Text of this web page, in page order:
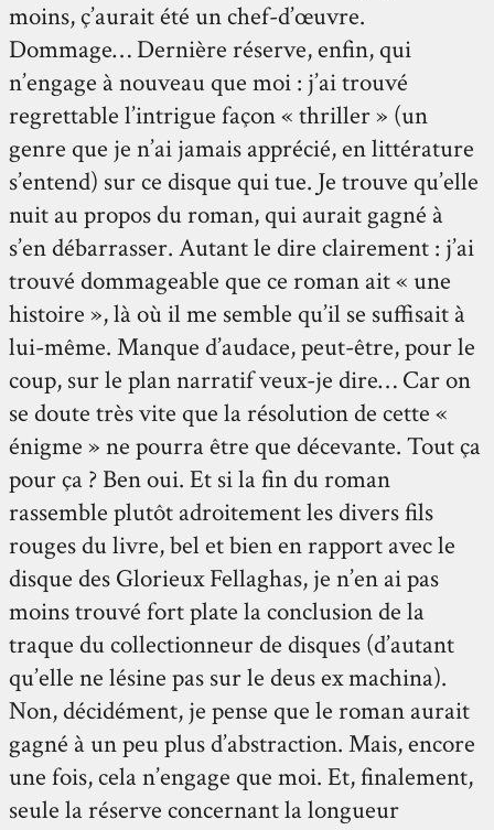
moins, ç’aurait été un chef-d’œuvre.
Dommage… Dernière réserve, enfin, qui
n’engage à nouveau que moi : j’ai trouvé
regrettable l’intrigue façon « thriller » (un
genre que je n’ai jamais apprécié, en littérature
s’entend) sur ce disque qui tue. Je trouve qu’elle
nuit au propos du roman, qui aurait gagné à
s’en débarrasser. Autant le dire clairement : j’ai
trouvé dommageable que ce roman ait « une
histoire », là où il me semble qu’il se suffisait à
lui-même. Manque d’audace, peut-être, pour le
coup, sur le plan narratif veux-je dire… Car on
se doute très vite que la résolution de cette «
énigme » ne pourra être que décevante. Tout ça
pour ça ? Ben oui. Et si la fin du roman
rassemble plutôt adroitement les divers fils
rouges du livre, bel et bien en rapport avec le
disque des Glorieux Fellaghas, je n’en ai pas
moins trouvé fort plate la conclusion de la
traque du collectionneur de disques (d’autant
qu’elle ne lésine pas sur le deus ex machina).
Non, décidément, je pense que le roman aurait
gagné à un peu plus d’abstraction. Mais, encore
une fois, cela n’engage que moi. Et, finalement,
seule la réserve concernant la longueur